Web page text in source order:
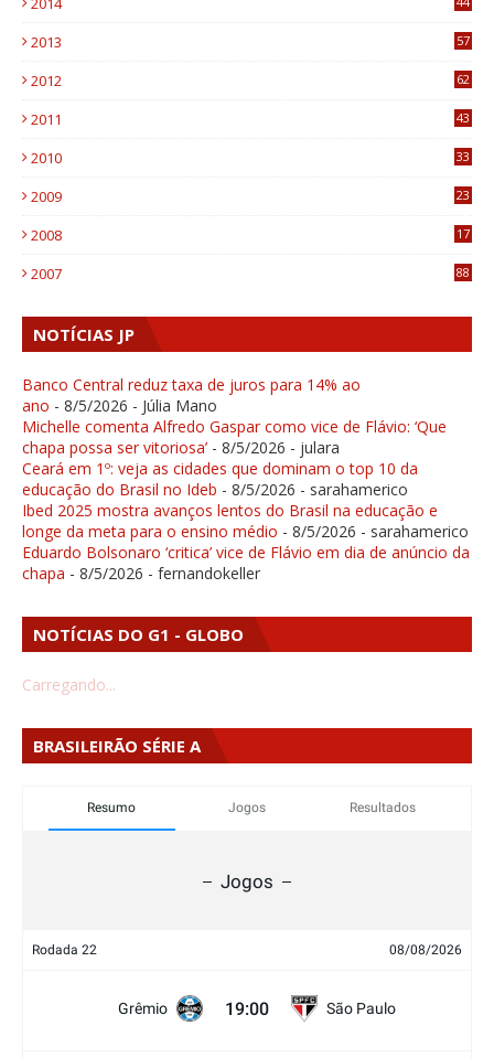
2013
57
2012
62
2011
43
2010
33
2009
23
2008
17
2007 88
NOTÍCIAS JP
Banco Central reduz taxa de juros para 14% ao
ano - 8/5/2026 - Júlia Mano
Michelle comenta Alfredo Gaspar como vice de Flávio: ‘Que
chapa possa ser vitoriosa’ - 8/5/2026 - julara
Ceará em 1º: veja as cidades que dominam o top 10 da
educação do Brasil no Ideb - 8/5/2026 - sarahamerico
Ibed 2025 mostra avanços lentos do Brasil na educação e
longe da meta para o ensino médio - 8/5/2026 - sarahamerico
Eduardo Bolsonaro ‘critica’ vice de Flávio em dia de anúncio da
chapa - 8/5/2026 - fernandokeller
NOTÍCIAS DO G1 - GLOBO
Carregando...
BRASILEIRÃO SÉRIE A
Resumo Jogos Resultados
Jogos
Rodada 22 08/08/2026
Grêmio 19:00 São Paulo